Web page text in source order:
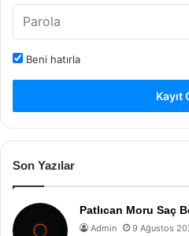
Beni hatırla
Kayıt
Son Yazılar
Patlıcan Moru Saç
Admin 9 Ağustos